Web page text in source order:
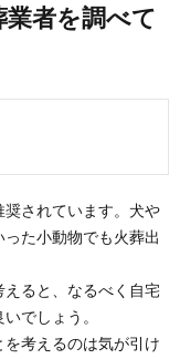
者を調べて
されています。犬や
た小動物でも火葬出
ると、なるべく自宅
でしょう。
考えるのは気が引け